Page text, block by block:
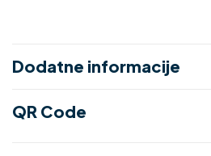
Dodatne informacije
QR Code